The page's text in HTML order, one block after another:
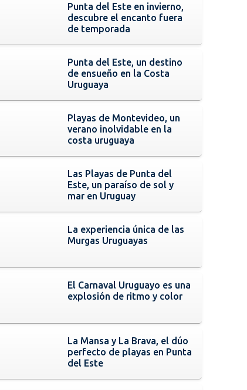
Punta del Este en invierno,
descubre el encanto fuera
de temporada
Punta del Este, un destino
de ensueño en la Costa
Uruguaya
Playas de Montevideo, un
verano inolvidable en la
costa uruguaya
Las Playas de Punta del
Este, un paraíso de sol y
mar en Uruguay
La experiencia única de las
Murgas Uruguayas
El Carnaval Uruguayo es una
explosión de ritmo y color
La Mansa y La Brava, el dúo
perfecto de playas en Punta
del Este